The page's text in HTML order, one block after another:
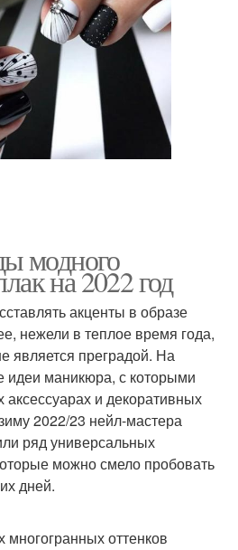
модного
на 2022 год
акценты в образе
нежели в теплое время года,
является преградой. На
идеи маникюра, с которыми
и декоративных
2022/23 нейл-мастера
ряд универсальных
можно смело пробовать
дней.
оттенков